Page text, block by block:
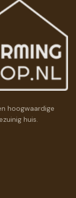
hoogwaardige
huis.